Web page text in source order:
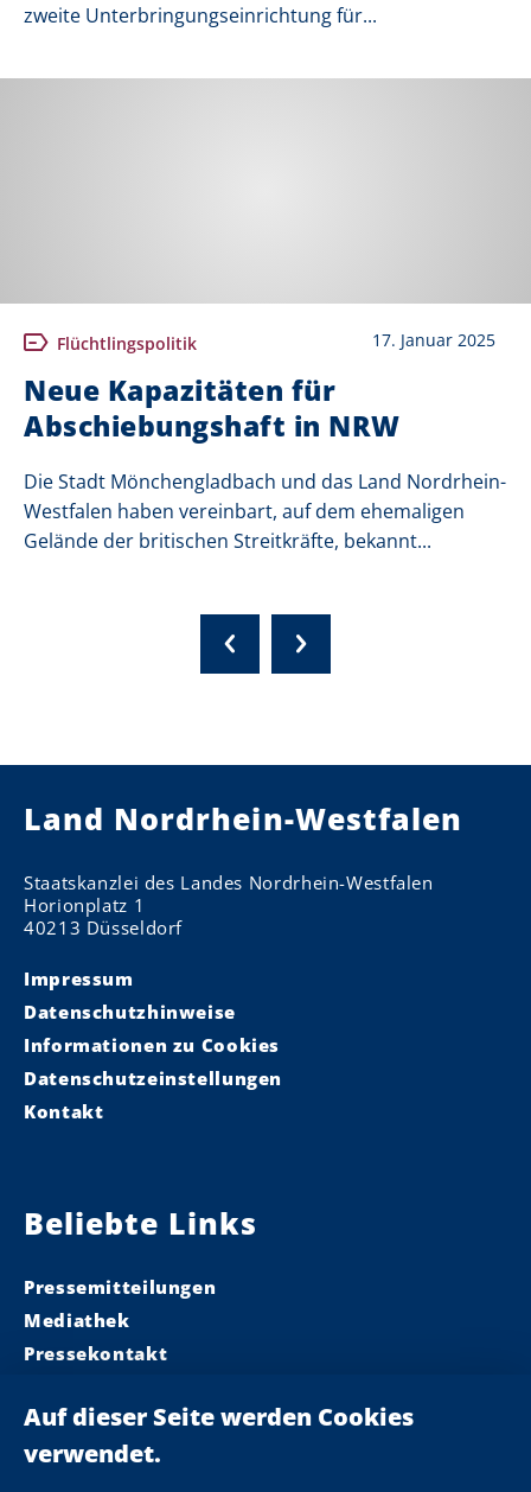
zweite Unterbringungseinrichtung für...
Flüchtlingspolitik 17. Januar 2025
Neue Kapazitäten für
Abschiebungshaft in NRW
Die Stadt Mönchengladbach und das Land Nordrhein-
Westfalen haben vereinbart, auf dem ehemaligen
Gelände der britischen Streitkräfte, bekannt...
Land Nordrhein-Westfalen
Staatskanzlei des Landes Nordrhein-Westfalen
Horionplatz 1
40213 Düsseldorf
Impressum
Datenschutzhinweise
Informationen zu Cookies
Datenschutzeinstellungen
Kontakt
Beliebte Links
Pressemitteilungen
Mediathek
Pressekontakt
Landeskabinett
Einsamkeit